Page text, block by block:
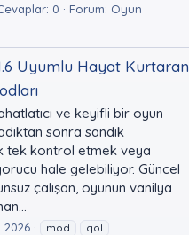
0 Forum: Oyun
Uyumlu Hayat Kurtaran
ve keyifli bir oyun
sonra sandık
tek kontrol etmek veya
hale gelebiliyor. Güncel
çalışan, oyunun vanilya
2026 mod
qol